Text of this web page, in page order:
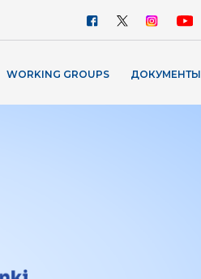
WORKING GROUPS ДОКУМЕНТЫ